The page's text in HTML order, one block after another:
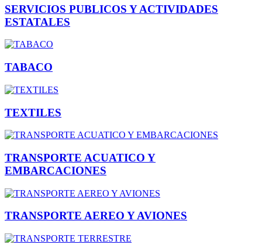
SERVICIOS PUBLICOS Y ACTIVIDADES
ESTATALES
TABACO
TEXTILES
TRANSPORTE ACUATICO Y
EMBARCACIONES
TRANSPORTE AEREO Y AVIONES